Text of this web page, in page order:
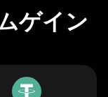
ゲイン